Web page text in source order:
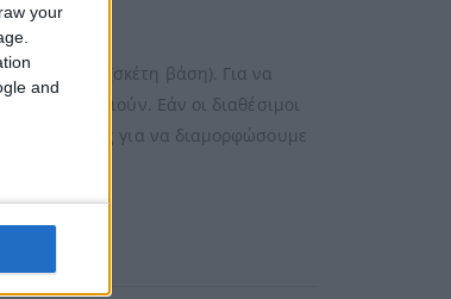
your
and
14k χρυσό (σκέτη βάση). Για να
ικανοποιούν. Εάν οι διαθέσιμοι
τηλεφωνικώς για να διαμορφώσουμε